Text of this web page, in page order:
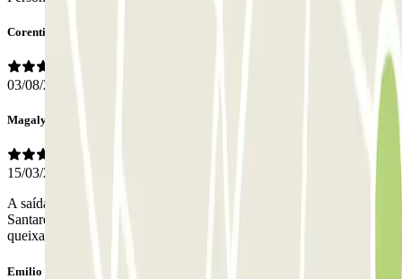
Corentin
03/08/2026
Magaly Paula
15/03/2025
A saída e acesso pedonal do estacionamento em Av Visconde de
Santarém 71 é péssima e perigosa. Do resto não tenho motivo de
queixas.
Emilio